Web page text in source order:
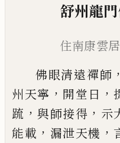
舒州龍
住南康雲
佛眼清遠禪師 ，
州天寧 ， 開堂 日 ，
䟽 ，與師接得 ， 示
能載 ， 漏泄天機 ，